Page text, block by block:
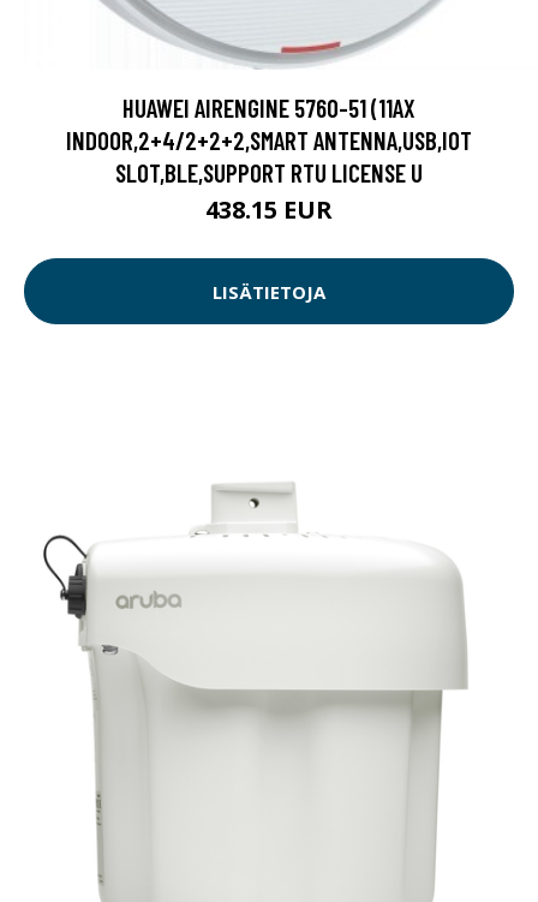
HUAWEI AIRENGINE 5760-51 (11AX
INDOOR,2+4/2+2+2,SMART ANTENNA,USB,IOT
SLOT,BLE,SUPPORT RTU LICENSE U
438.15 EUR
LISÄTIETOJA